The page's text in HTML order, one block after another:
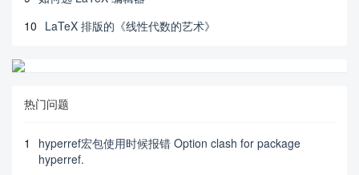
10 LaTeX 排版的《线性代数的艺术》
热门问题
1
hyperref宏包使用时候报错 Option clash for package
hyperref.